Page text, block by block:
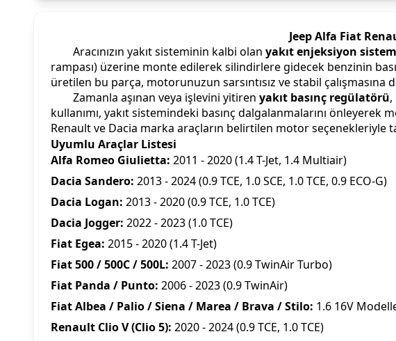
Jeep Alfa Fiat
Aracınızın yakıt sisteminin kalbi olan yakıt enjeksiyon
rampası) üzerine monte edilerek silindirlere gidecek benzinin
üretilen bu parça, motorunuzun sarsıntısız ve stabil çalışmasına
Zamanla aşınan veya işlevini yitiren yakıt basınç regülatörü
kullanımı, yakıt sistemindeki basınç dalgalanmalarını
Renault ve Dacia marka araçların belirtilen motor seçenekleriyle
Uyumlu Araçlar Listesi
Alfa Romeo Giulietta: 2011 - 2020 (1.4 T-Jet, 1.4 Multiair)
Dacia Sandero: 2013 - 2024 (0.9 TCE, 1.0 SCE, 1.0 TCE, 0.9 ECO-G)
Dacia Logan: 2013 - 2020 (0.9 TCE, 1.0 TCE)
Dacia Jogger: 2022 - 2023 (1.0 TCE)
Fiat Egea: 2015 - 2020 (1.4 T-Jet)
Fiat 500 / 500C / 500L: 2007 - 2023 (0.9 TwinAir Turbo)
Fiat Panda / Punto: 2006 - 2023 (0.9 TwinAir)
Fiat Albea / Palio / Siena / Marea / Brava / Stilo: 1.6 16V
Renault Clio V (Clio 5): 2020 - 2024 (0.9 TCE, 1.0 TCE)